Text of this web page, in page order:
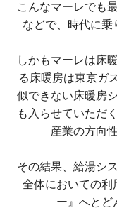
こんなマーレでも
などで、時代に乗
しかもマーレは床
る床暖房は東京ガ
似できない床暖房
も入らせていただ
産業の方向
その結果、給湯シ
全体においての利
ー』へとど